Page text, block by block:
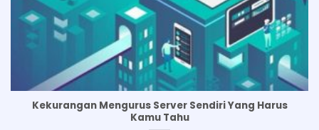
Kekurangan Mengurus Server Sendiri Yang Harus
Kamu Tahu